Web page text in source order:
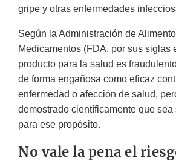
gripe y otras enfermedades
Según la Administración de
Medicamentos (FDA, por sus siglas
producto para la salud es
de forma engañosa como eficaz
enfermedad o afección de salud,
demostrado científicamente que sea
para ese propósito.
No vale la pena el